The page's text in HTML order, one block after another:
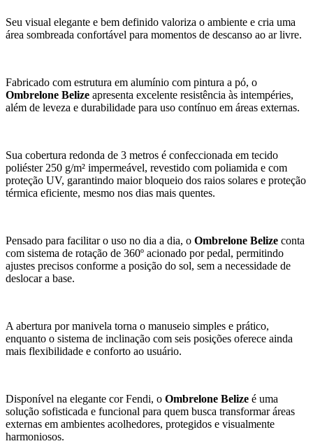
Seu visual elegante e bem definido valoriza o ambiente e cria uma
área sombreada confortável para momentos de descanso ao ar livre.
Fabricado com estrutura em alumínio com pintura a pó, o
Ombrelone Belize apresenta excelente resistência às intempéries,
além de leveza e durabilidade para uso contínuo em áreas externas.
Sua cobertura redonda de 3 metros é confeccionada em tecido
poliéster 250 g/m² impermeável, revestido com poliamida e com
proteção UV, garantindo maior bloqueio dos raios solares e proteção
térmica eficiente, mesmo nos dias mais quentes.
Pensado para facilitar o uso no dia a dia, o Ombrelone Belize conta
com sistema de rotação de 360º acionado por pedal, permitindo
ajustes precisos conforme a posição do sol, sem a necessidade de
deslocar a base.
A abertura por manivela torna o manuseio simples e prático,
enquanto o sistema de inclinação com seis posições oferece ainda
mais flexibilidade e conforto ao usuário.
Disponível na elegante cor Fendi, o Ombrelone Belize é uma
solução sofisticada e funcional para quem busca transformar áreas
externas em ambientes acolhedores, protegidos e visualmente
harmoniosos.